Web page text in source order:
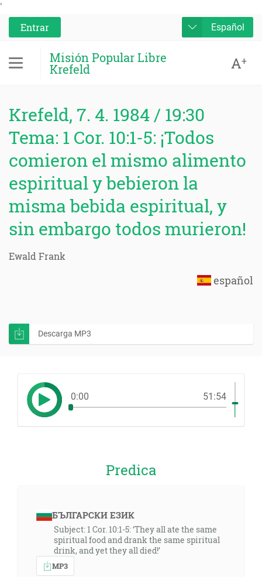
'
Entrar
Español
Misión Popular Libre
Krefeld A+
Krefeld, 7. 4. 1984 / 19:30
Tema: 1 Cor. 10:1-5: ¡Todos
comieron el mismo alimento
espiritual y bebieron la
misma bebida espiritual, y
sin embargo todos murieron!
Ewald Frank
español
Descarga MP3
0:00 51:54
Predica
БЪЛГАРСКИ ЕЗИК
Subject: 1 Cor. 10:1-5: ‘They all ate the same
spiritual food and drank the same spiritual
drink, and yet they all died!’
MP3